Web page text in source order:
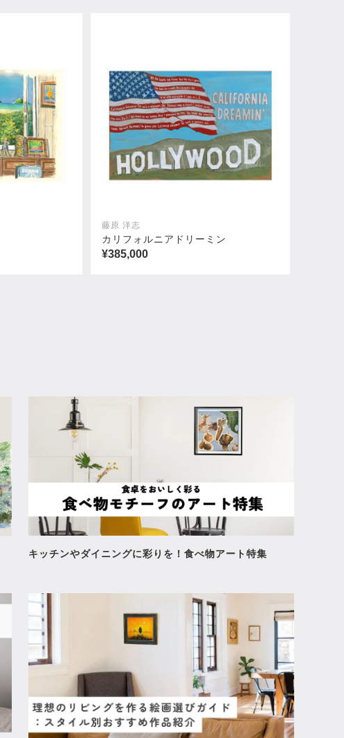
藤原 洋志
カリフォルニアドリーミン
¥385,000
キッチンやダイニングに彩りを！食べ物アート特集